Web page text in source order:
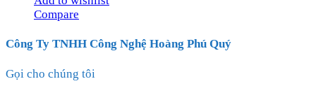
Compare
Công Ty TNHH Công Nghệ Hoàng Phú Quý
Gọi cho chúng tôi